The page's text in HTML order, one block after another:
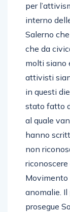
per
interno
Salerno
che da
molti siano
attivisti
in questi
stato fatto
al quale
hanno
non
anomalie.
prosegue